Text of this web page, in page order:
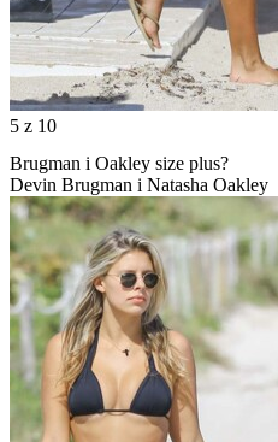
5 z 10
Brugman i Oakley size plus?
Devin Brugman i Natasha Oakley